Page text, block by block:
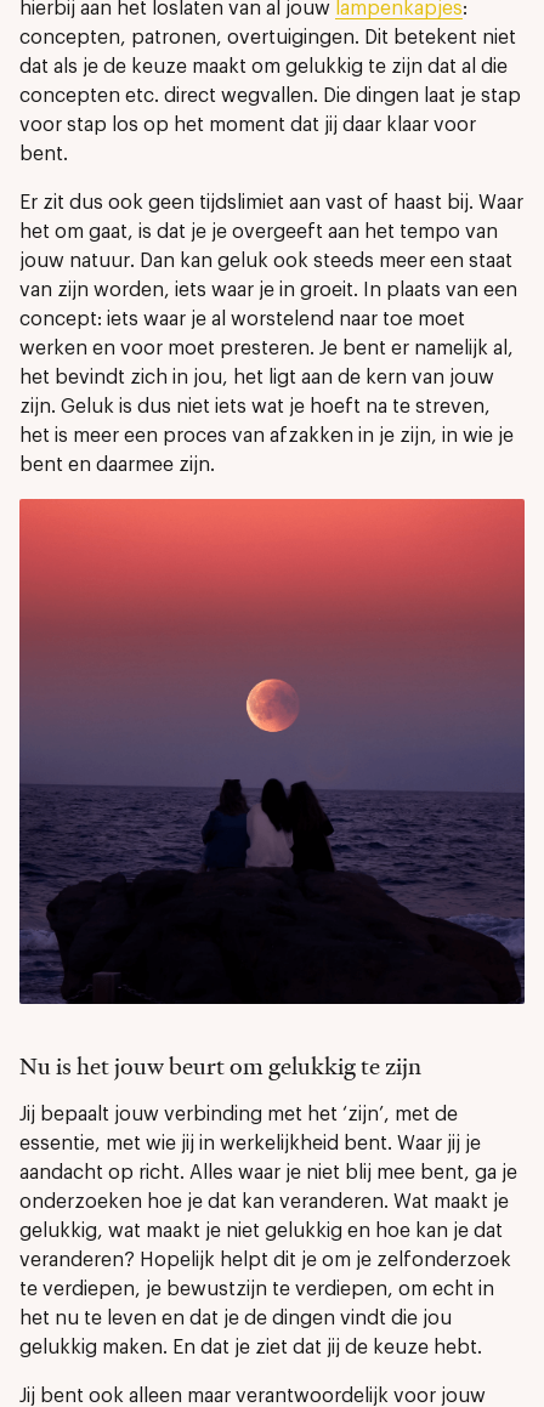
hierbij aan het loslaten van al jouw lampenkapjes:
concepten, patronen, overtuigingen. Dit betekent niet
dat als je de keuze maakt om gelukkig te zijn dat al die
concepten etc. direct wegvallen. Die dingen laat je stap
voor stap los op het moment dat jij daar klaar voor
bent.
Er zit dus ook geen tijdslimiet aan vast of haast bij. Waar
het om gaat, is dat je je overgeeft aan het tempo van
jouw natuur. Dan kan geluk ook steeds meer een staat
van zijn worden, iets waar je in groeit. In plaats van een
concept: iets waar je al worstelend naar toe moet
werken en voor moet presteren. Je bent er namelijk al,
het bevindt zich in jou, het ligt aan de kern van jouw
zijn. Geluk is dus niet iets wat je hoeft na te streven,
het is meer een proces van afzakken in je zijn, in wie je
bent en daarmee zijn.
Nu is het jouw beurt om gelukkig te zijn
Jij bepaalt jouw verbinding met het ‘zijn’, met de
essentie, met wie jij in werkelijkheid bent. Waar jij je
aandacht op richt. Alles waar je niet blij mee bent, ga je
onderzoeken hoe je dat kan veranderen. Wat maakt je
gelukkig, wat maakt je niet gelukkig en hoe kan je dat
veranderen? Hopelijk helpt dit je om je zelfonderzoek
te verdiepen, je bewustzijn te verdiepen, om echt in
het nu te leven en dat je de dingen vindt die jou
gelukkig maken. En dat je ziet dat jij de keuze hebt.
Jij bent ook alleen maar verantwoordelijk voor jouw